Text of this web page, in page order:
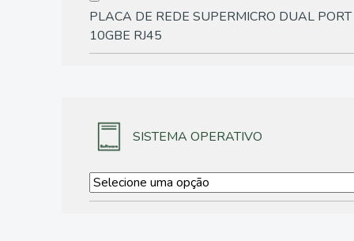
PLACA DE REDE SUPERMICRO DUAL PORT
10GBE RJ45
SISTEMA OPERATIVO